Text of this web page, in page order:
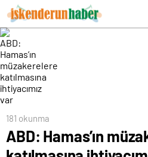
181 okunma
ABD: Hamas’ın